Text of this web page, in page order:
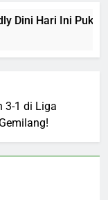
Hari Ini Pukul
3-1 di Liga